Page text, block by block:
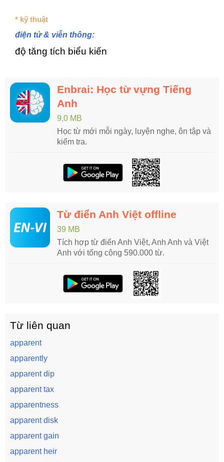
* kỹ thuật
điện tử & viễn thông:
độ tăng tích biểu kiến
Enbrai: Học từ vựng Tiếng
Anh
9,0 MB
Học từ mới mỗi ngày, luyện nghe, ôn tập và
kiểm tra.
Từ điển Anh Việt offline
39 MB
Tích hợp từ điển Anh Việt, Anh Anh và Việt
Anh với tổng cộng 590.000 từ.
Từ liên quan
apparent
apparently
apparent dip
apparent tax
apparentness
apparent disk
apparent gain
apparent heir